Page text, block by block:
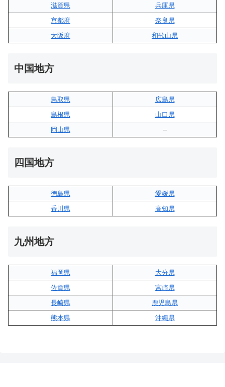
滋賀県
兵庫県
京都府
奈良県
大阪府
和歌山県
中国地方
鳥取県
広島県
島根県
山口県
岡山県
–
四国地方
徳島県
愛媛県
香川県
高知県
九州地方
福岡県
大分県
佐賀県
宮崎県
長崎県
鹿児島県
熊本県
沖縄県